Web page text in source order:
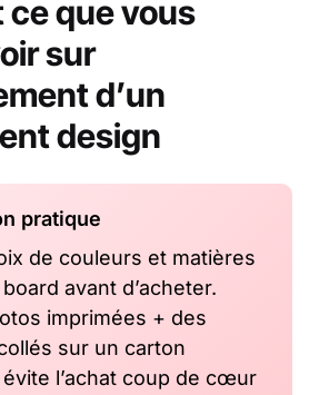
ce que vous
sur
d’un
design
pratique
de couleurs et matières
avant d’acheter.
imprimées + des
sur un carton
l’achat coup de cœur